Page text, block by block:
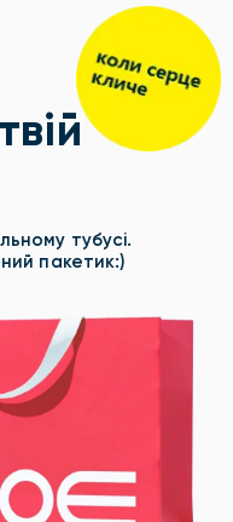
тубусі.
пакетик:)